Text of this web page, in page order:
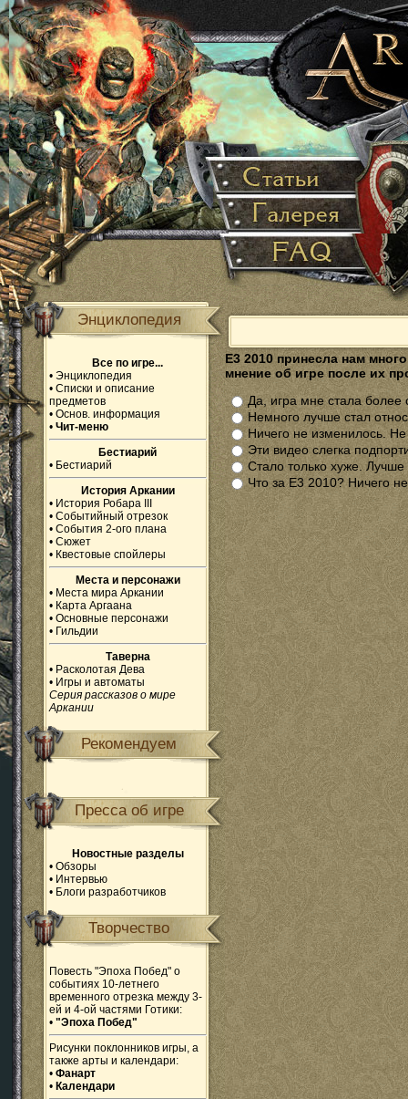
Энциклопедия
Все по игре...
• Энциклопедия
• Списки и описание
предметов
• Основ. информация
• Чит-меню
Бестиарий
• Бестиарий
История Аркании
• История Робара III
• Событийный отрезок
• События 2-ого плана
• Сюжет
• Квестовые спойлеры
Места и персонажи
• Места мира Аркании
• Карта Аргаана
• Основные персонажи
• Гильдии
Таверна
• Расколотая Дева
• Игры и автоматы
Серия рассказов о мире
Аркании
Рекомендуем
Пресса об игре
Новостные разделы
• Обзоры
• Интервью
• Блоги разработчиков
Творчество
Повесть "Эпоха Побед" о
событиях 10-летнего
временного отрезка между 3-
ей и 4-ой частями Готики:
• "Эпоха Побед"
Рисунки поклонников игры, а
также арты и календари:
• Фанарт
• Календари
Е3 2010 принесла нам
мнение об игре после их
Да, игра мне стала более
Немного лучше стал
Ничего не изменилось.
Эти видео слегка
Стало только хуже.
Что за Е3 2010? Ничего